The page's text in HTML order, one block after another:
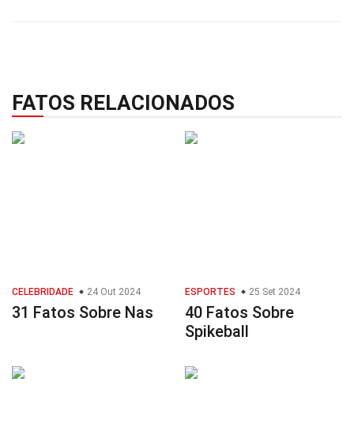
FATOS RELACIONADOS
CELEBRIDADE 24 Out 2024
31 Fatos Sobre Nas
ESPORTES 25 Set 2024
40 Fatos Sobre
Spikeball